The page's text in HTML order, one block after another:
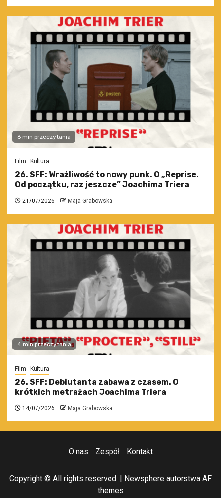
6 min przeczytania
Film Kultura
26. SFF: Wrażliwość to nowy punk. O „Reprise.
Od początku, raz jeszcze” Joachima Triera
21/07/2026 Maja Grabowska
4 min przeczytania
Film Kultura
26. SFF: Debiutanta zabawa z czasem. O
krótkich metrażach Joachima Triera
14/07/2026 Maja Grabowska
O nas Zespół Kontakt
Copyright © All rights reserved. | Newsphere autorstwa AF
themes